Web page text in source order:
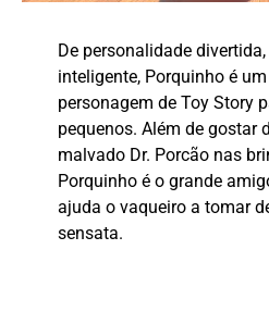
De personalidade
inteligente, Porquinho é
personagem de Toy Story
pequenos. Além de gostar
malvado Dr. Porcão nas
Porquinho é o grande
ajuda o vaqueiro a tomar
sensata.